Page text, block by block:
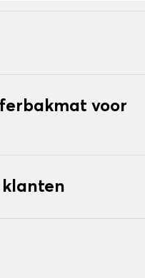
voor
klanten